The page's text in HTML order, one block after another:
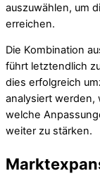
auszuwählen, um
erreichen.
Die Kombination
führt letztendlich
dies erfolgreich
analysiert werden,
welche
weiter zu stärken.